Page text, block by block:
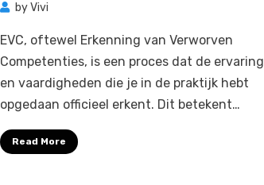
byVivi
EVC, oftewel Erkenning van Verworven
Competenties, is een proces dat de ervaring
en vaardigheden die je in de praktijk hebt
opgedaan officieel erkent. Dit betekent…
Read More